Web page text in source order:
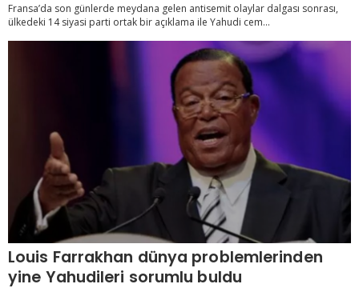
Fransa’da son günlerde meydana gelen antisemit olaylar dalgası sonrası,
ülkedeki 14 siyasi parti ortak bir açıklama ile Yahudi cem...
Louis Farrakhan dünya problemlerinden
yine Yahudileri sorumlu buldu